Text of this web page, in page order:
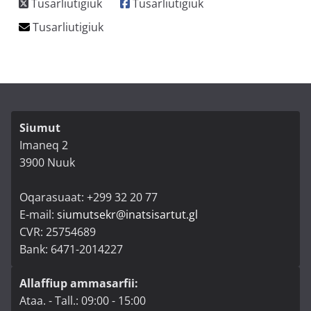
Siumut
Imaneq 2
3900 Nuuk
Oqarasuaat: +299 32 20 77
E-mail: siumutsekr@inatsisartut.gl
CVR: 25754689
Bank: 6471-2014227
Allaffiup ammasarfii:
Ataa. - Tall.: 09:00 - 15:00